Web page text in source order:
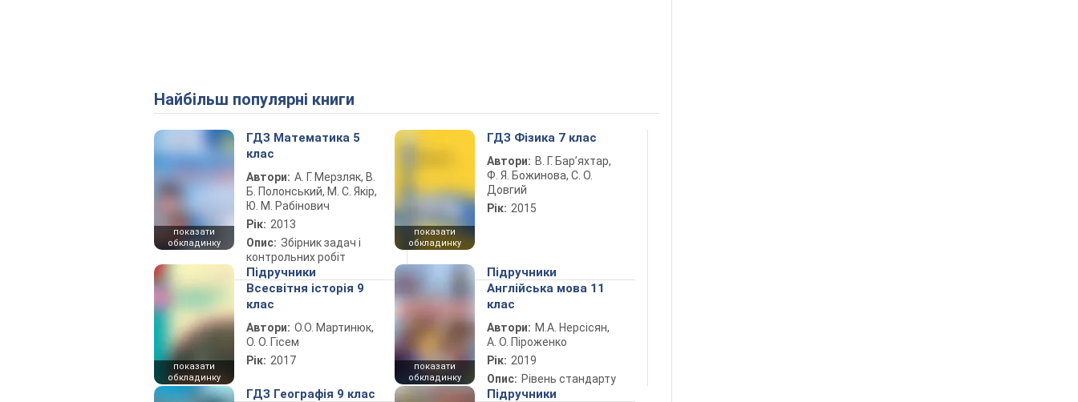
Найбільш популярні книги
показати
обкладинку
ГДЗ Математика 5
клас
Автори: А. Г. Мерзляк, В.
Б. Полонський, М. С. Якір,
Ю. М. Рабінович
Рік: 2013
Опис: Збірник задач і
контрольних робіт
показати
обкладинку
ГДЗ Фізика 7 клас
Автори: В. Г. Бар’яхтар,
Ф. Я. Божинова, С. О.
Довгий
Рік: 2015
показати
обкладинку
Підручники
Всесвітня історія 9
клас
Автори: О.О. Мартинюк,
О. О. Гісем
Рік: 2017
показати
обкладинку
Підручники
Англійська мова 11
клас
Автори: М.А. Нерсісян,
А. О. Піроженко
Рік: 2019
Опис: Рівень стандарту
ГДЗ Географія 9 клас
Підручники